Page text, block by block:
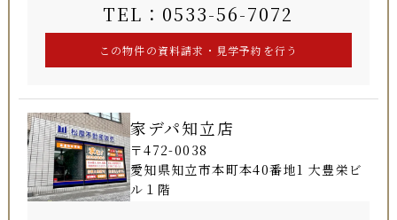
TEL：0533-56-7072
家デパ知立店
〒472-0038
愛知県知立市本町本40番地1 大豊栄ビ
ル１階